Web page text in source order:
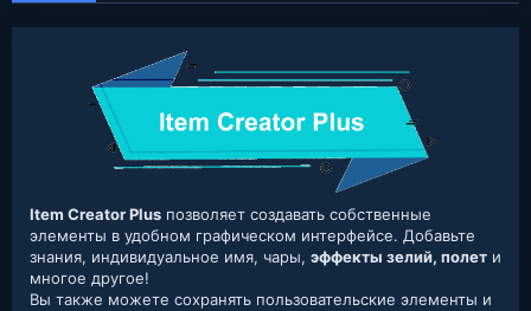
Item Creator Plus позволяет создавать собственные
элементы в удобном графическом интерфейсе. Добавьте
знания, индивидуальное имя, чары, эффекты зелий, полет и
многое другое!
Вы также можете сохранять пользовательские элементы и